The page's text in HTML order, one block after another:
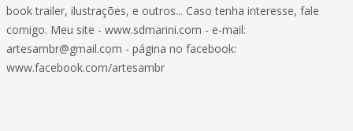
book trailer, ilustrações, e outros... Caso tenha interesse, fale
comigo. Meu site - www.sdmarini.com - e-mail:
artesambr@gmail.com - página no facebook:
www.facebook.com/artesambr